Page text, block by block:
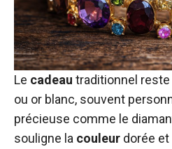
Le cadeau traditionnel reste
ou or blanc, souvent
précieuse comme le
souligne la couleur dorée et